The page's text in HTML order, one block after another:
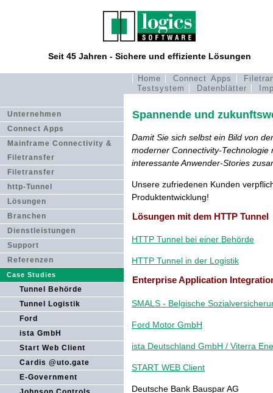
Seit 45 Jahren - Sichere und effiziente Lösungen
Home Connect Apps
Testsystem
Datenblätter
Unternehmen
Connect Apps
Mainframe Connectivity &
Filetransfer
Filetransfer
http-Tunnel
Lösungen
Branchen
Dienstleistungen
Support
Referenzen
Case Studies
Tunnel Behörde
Tunnel Logistik
Ford
ista GmbH
Start Web Client
Cardis @uto.gate
E-Government
Spannende und
Damit Sie sich selbst ein Bild von
moderner Connectivity-
interessante Anwender-Stories
Unsere zufriedenen Kunden
Produktentwicklung!
Lösungen mit dem HTTP Tunnel
HTTP Tunnel bei einer Behörde
HTTP Tunnel in der Logistik
Enterprise Application
SMALS - Belgische
Ford Motor GmbH
ista Deutschland GmbH / Viterra
START WEB Client
Deutsche Bank Bauspar AG